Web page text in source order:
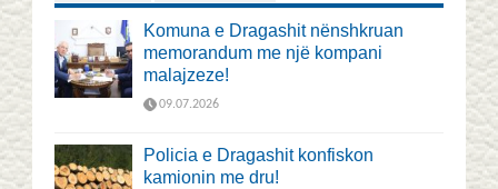
Komuna e Dragashit nënshkruan
memorandum me një kompani
malajzeze!
09.07.2026
Policia e Dragashit konfiskon
kamionin me dru!